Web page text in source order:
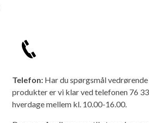
Telefon: Har du spørgsmål
produkter er vi klar ved telefonen 76
hverdage mellem kl. 10.00-16.00.